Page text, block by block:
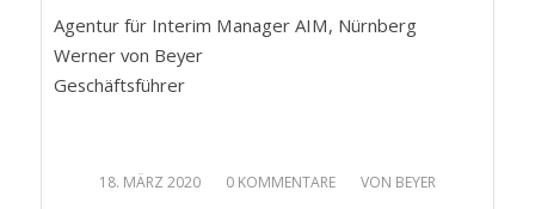
Agentur für Interim Manager AIM, Nürnberg
Werner von Beyer
Geschäftsführer
18. MÄRZ 2020
/ 0 KOMMENTARE
/ VON BEYER